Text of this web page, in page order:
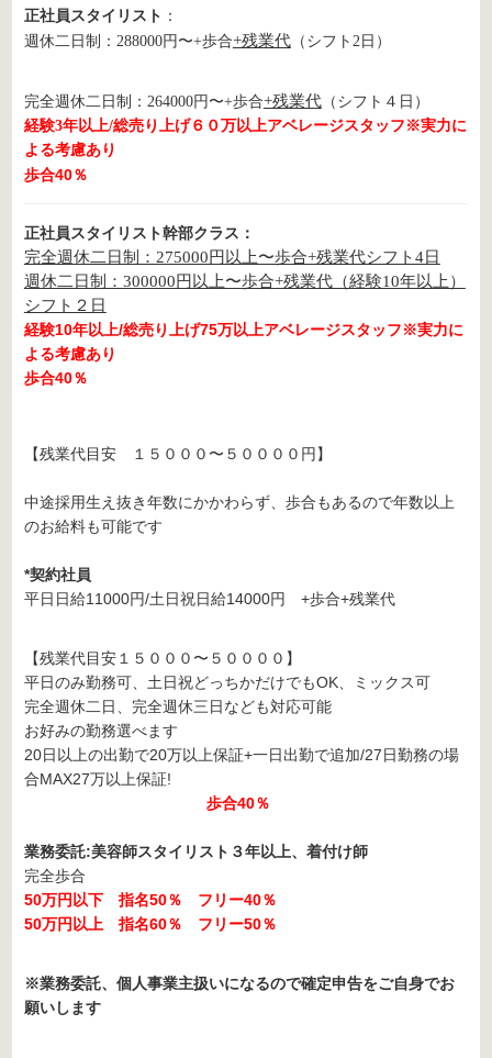
正社員スタイリスト ：
週休二日制：288000円〜+歩合+残業代（シフト2日）
完全週休二日制：264000円〜+歩合+残業代（シフト４日）
経験3年以上/総売り上げ６０万以上アベレージスタッフ※実力に
よる考慮あり
歩合40％
正社員スタイリスト幹部クラス：
完全週休二日制：275000円以上〜歩合+残業代シフト4日
週休二日制：300000円以上〜歩合+残業代（経験10年以上）
シフト２日
経験10年以上/総売り上げ75万以上アベレージスタッフ※実力に
よる考慮あり
歩合40％
【残業代目安 １５０００〜５００００円】
中途採用生え抜き年数にかかわらず、歩合もあるので年数以上
のお給料も可能です
*契約社員
平日日給11000円/土日祝日給14000円 +歩合+残業代
【残業代目安１５０００〜５００００】
平日のみ勤務可、土日祝どっちかだけでもOK、ミックス可
完全週休二日、完全週休三日なども対応可能
お好みの勤務選べます
20日以上の出勤で20万以上保証+一日出勤で追加/27日勤務の場
合MAX27万以上保証!
歩合40％
業務委託:美容師スタイリスト３年以上、着付け師
完全歩合
50万円以下 指名50％ フリー40％
50万円以上 指名60％ フリー50％
※業務委託、個人事業主扱いになるので確定申告をご自身でお
願いします